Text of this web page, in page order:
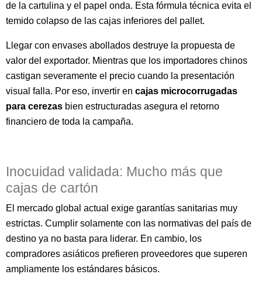
de la cartulina y el papel onda. Esta fórmula técnica evita el
temido colapso de las cajas inferiores del pallet.
Llegar con envases abollados destruye la propuesta de
valor del exportador. Mientras que los importadores chinos
castigan severamente el precio cuando la presentación
visual falla. Por eso, invertir en cajas microcorrugadas
para cerezas bien estructuradas asegura el retorno
financiero de toda la campaña.
Inocuidad validada: Mucho más que
cajas de cartón
El mercado global actual exige garantías sanitarias muy
estrictas. Cumplir solamente con las normativas del país de
destino ya no basta para liderar. En cambio, los
compradores asiáticos prefieren proveedores que superen
ampliamente los estándares básicos.